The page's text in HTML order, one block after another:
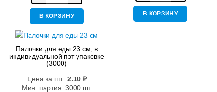
В КОРЗИНУ В КОРЗИНУ
Палочки для еды 23 см, в
индивидуальной пэт упаковке
(3000)
Цена за шт.: 2.10 ₽
Мин. партия: 3000 шт.